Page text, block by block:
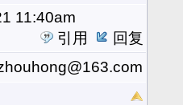
11:40am
引用
回复